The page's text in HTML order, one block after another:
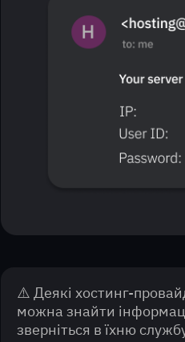
⚠️ Деякі хостинг-
можна знайти
зверніться в їхню